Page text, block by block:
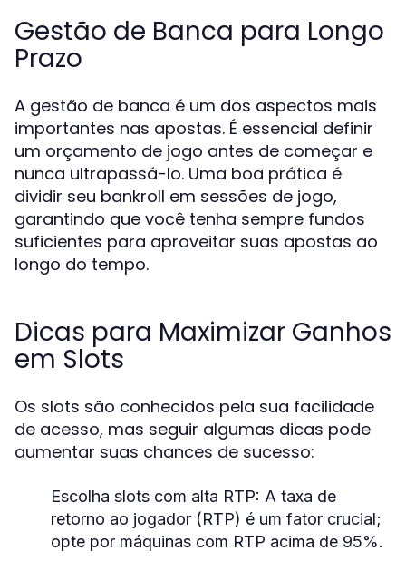
Gestão de Banca para Longo
Prazo
A gestão de banca é um dos aspectos mais
importantes nas apostas. É essencial definir
um orçamento de jogo antes de começar e
nunca ultrapassá-lo. Uma boa prática é
dividir seu bankroll em sessões de jogo,
garantindo que você tenha sempre fundos
suficientes para aproveitar suas apostas ao
longo do tempo.
Dicas para Maximizar Ganhos
em Slots
Os slots são conhecidos pela sua facilidade
de acesso, mas seguir algumas dicas pode
aumentar suas chances de sucesso:
Escolha slots com alta RTP: A taxa de
retorno ao jogador (RTP) é um fator crucial;
opte por máquinas com RTP acima de 95%.